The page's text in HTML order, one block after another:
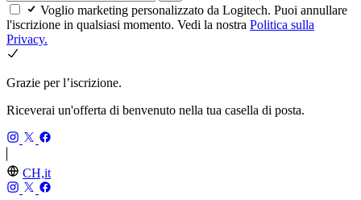
Voglio marketing personalizzato da Logitech. Puoi annullare
l'iscrizione in qualsiasi momento. Vedi la nostra Politica sulla
Privacy.
Grazie per l’iscrizione.
Riceverai un'offerta di benvenuto nella tua casella di posta.
CH,it